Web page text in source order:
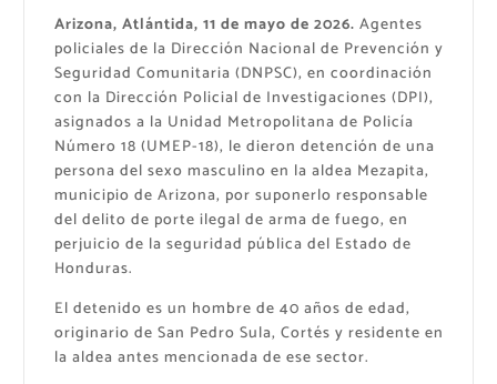
Arizona, Atlántida, 11 de mayo de 2026. Agentes
policiales de la Dirección Nacional de Prevención y
Seguridad Comunitaria (DNPSC), en coordinación
con la Dirección Policial de Investigaciones (DPI),
asignados a la Unidad Metropolitana de Policía
Número 18 (UMEP-18), le dieron detención de una
persona del sexo masculino en la aldea Mezapita,
municipio de Arizona, por suponerlo responsable
del delito de porte ilegal de arma de fuego, en
perjuicio de la seguridad pública del Estado de
Honduras.
El detenido es un hombre de 40 años de edad,
originario de San Pedro Sula, Cortés y residente en
la aldea antes mencionada de ese sector.